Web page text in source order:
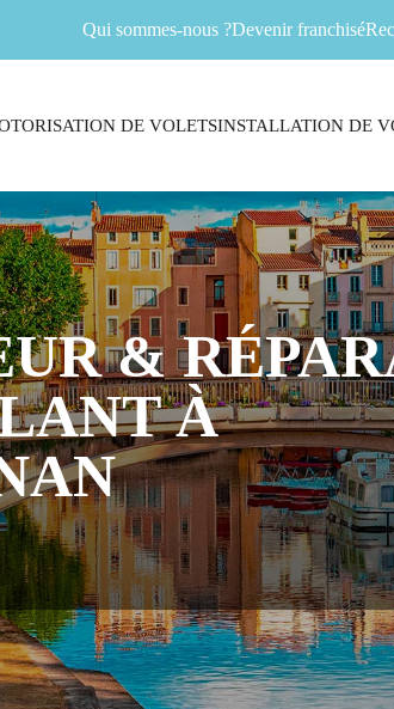
Qui sommes-nous ?Devenir franchisé
DE VOLETSINSTALLATION DE
&
À